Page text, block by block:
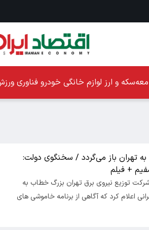
سکه و ارز لوازم خانگی خودرو فناوری
تهران باز می‌گردد / سخنگوی دولت:
+ فیلم
۱۰۰- شرکت توزیع نیروی برق تهران بزرگ خطاب به
اعلام کرد که آگاهی از برنامه خاموشی های